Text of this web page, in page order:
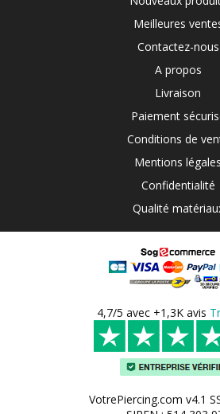
Meilleures
Contactez-nous
A propos
Livraison
Paiement
Conditions de
Mentions légales
Confidentialité
Qualité
4,7/5 avec +1,3K avis
VotrePiercing.com v4.1